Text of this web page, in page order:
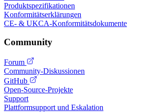
Produktspezifikationen
Konformitätserklärungen
CE- & UKCA-Konformitätsdokumente
Community
Forum
Community-Diskussionen
GitHub
Open-Source-Projekte
Support
Plattformsupport und Eskalation